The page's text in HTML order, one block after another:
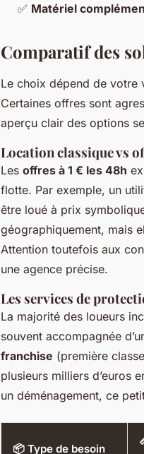
✅ Matériel
Comparatif des
Le choix dépend de votre
Certaines offres sont
aperçu clair des options
Location classique vs
Les offres à 1 € les 48h
flotte. Par exemple, un
être loué à prix
géographiquement, mais
Attention toutefois aux
une agence précise.
Les services de
La majorité des loueurs
souvent accompagnée
franchise (première
plusieurs milliers d’euros
un déménagement, ce
📦 Type de besoin